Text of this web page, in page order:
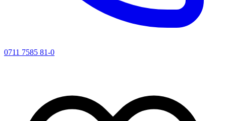
0711 7585 81-0